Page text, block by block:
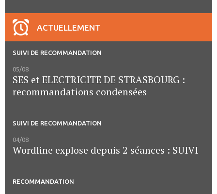
ACTUELLEMENT
SUIVI DE RECOMMANDATION
05/08
SES et ELECTRICITE DE STRASBOURG :
recommandations condensées
SUIVI DE RECOMMANDATION
04/08
Wordline explose depuis 2 séances : SUIVI
RECOMMANDATION